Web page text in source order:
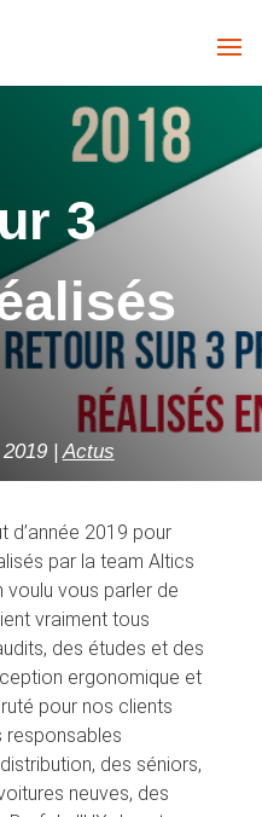
3
Actus
d’année 2019 pour
par la team Altics
voulu vous parler de
vraiment tous
des études et des
ergonomique et
pour nos clients
responsables
des séniors,
neuves, des